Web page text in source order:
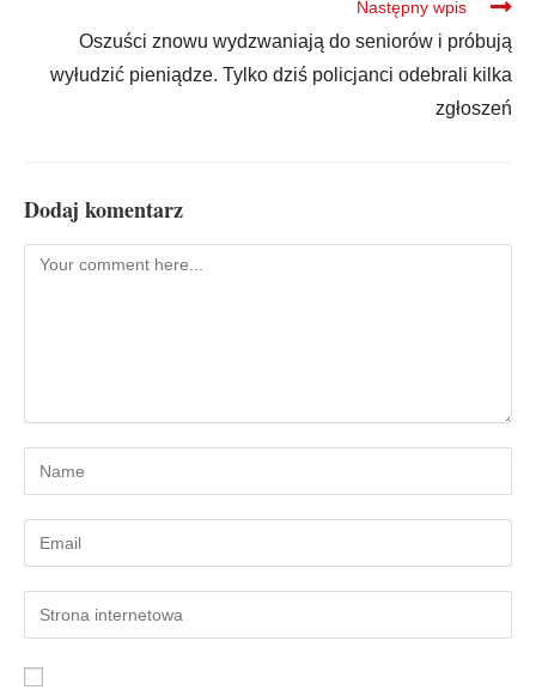
Następny wpis
Oszuści znowu wydzwaniają do seniorów i próbują
wyłudzić pieniądze. Tylko dziś policjanci odebrali kilka
zgłoszeń
Dodaj komentarz